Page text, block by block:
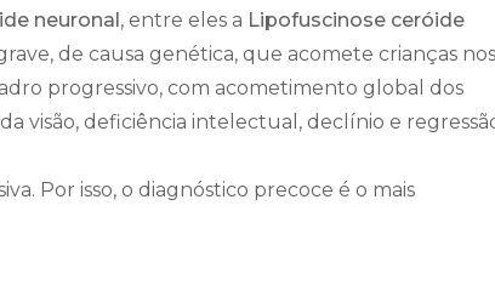
neuronal , entre eles a Lipofuscinose ceróide
de causa genética, que acomete crianças nos
progressivo, com acometimento global dos
visão, deficiência intelectual, declínio e
Por isso, o diagnóstico precoce é o mais